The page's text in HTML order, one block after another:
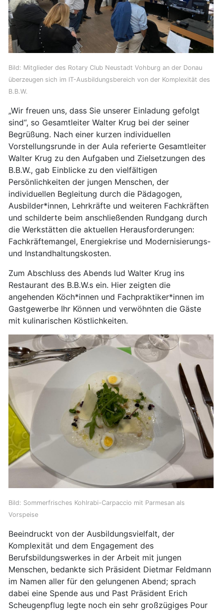
Bild: Mitglieder des Rotary Club Neustadt Vohburg an der Donau
überzeugen sich im IT-Ausbildungsbereich von der Komplexität des
B.B.W.
„Wir freuen uns, dass Sie unserer Einladung gefolgt
sind“, so Gesamtleiter Walter Krug bei der seiner
Begrüßung. Nach einer kurzen individuellen
Vorstellungsrunde in der Aula referierte Gesamtleiter
Walter Krug zu den Aufgaben und Zielsetzungen des
B.B.W., gab Einblicke zu den vielfältigen
Persönlichkeiten der jungen Menschen, der
individuellen Begleitung durch die Pädagogen,
Ausbilder*innen, Lehrkräfte und weiteren Fachkräften
und schilderte beim anschließenden Rundgang durch
die Werkstätten die aktuellen Herausforderungen:
Fachkräftemangel, Energiekrise und Modernisierungs-
und Instandhaltungskosten.
Zum Abschluss des Abends lud Walter Krug ins
Restaurant des B.B.W.s ein. Hier zeigten die
angehenden Köch*innen und Fachpraktiker*innen im
Gastgewerbe Ihr Können und verwöhnten die Gäste
mit kulinarischen Köstlichkeiten.
Bild: Sommerfrisches Kohlrabi-Carpaccio mit Parmesan als
Vorspeise
Beeindruckt von der Ausbildungsvielfalt, der
Komplexität und dem Engagement des
Berufsbildungswerkes in der Arbeit mit jungen
Menschen, bedankte sich Präsident Dietmar Feldmann
im Namen aller für den gelungenen Abend; sprach
dabei eine Spende aus und Past Präsident Erich
Scheugenpflug legte noch ein sehr großzügiges Pour